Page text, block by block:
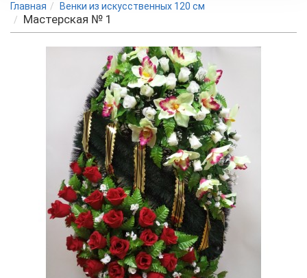
Главная Венки из искусственных 120 см
Мастерская № 1